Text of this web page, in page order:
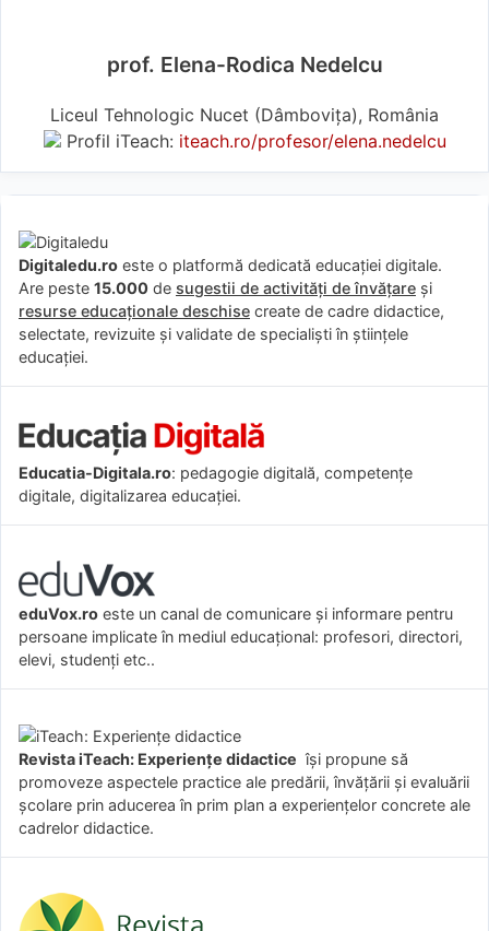
prof. Elena-Rodica Nedelcu
Liceul Tehnologic Nucet (Dâmboviţa), România
Profil iTeach: iteach.ro/profesor/elena.nedelcu
Digitaledu.ro este o platformă dedicată educației digitale.
Are peste 15.000 de sugestii de activități de învățare și
resurse educaționale deschise create de cadre didactice,
selectate, revizuite și validate de specialiști în științele
educației.
Educatia-Digitala.ro: pedagogie digitală, competențe
digitale, digitalizarea educației.
eduVox.ro este un canal de comunicare și informare pentru
persoane implicate în mediul educațional: profesori, directori,
elevi, studenți etc..
Revista iTeach: Experienţe didactice îşi propune să
promoveze aspectele practice ale predării, învăţării şi evaluării
şcolare prin aducerea în prim plan a experienţelor concrete ale
cadrelor didactice.